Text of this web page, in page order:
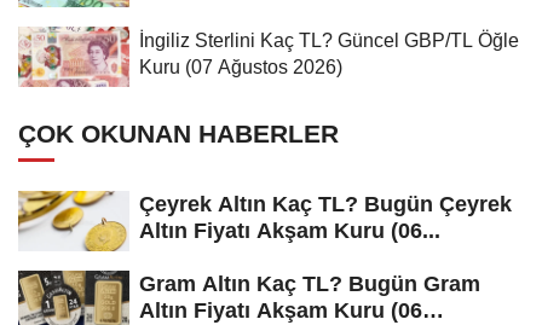
İngiliz Sterlini Kaç TL? Güncel GBP/TL Öğle
Kuru (07 Ağustos 2026)
ÇOK OKUNAN HABERLER
Çeyrek Altın Kaç TL? Bugün Çeyrek
Altın Fiyatı Akşam Kuru (06...
Gram Altın Kaç TL? Bugün Gram
Altın Fiyatı Akşam Kuru (06